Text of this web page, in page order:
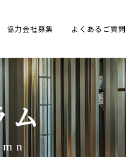
協力会社募集 よくあるご質問
ム